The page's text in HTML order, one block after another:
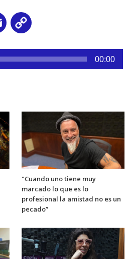
Email
00:00
"Cuando uno tiene muy
marcado lo que es lo
profesional la amistad no es un
pecado”